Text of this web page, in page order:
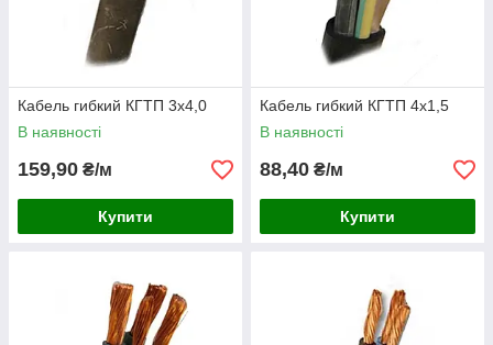
Кабель гибкий КГТП 3х4,0
В наявності
159,90 ₴/м
Купити
Кабель гибкий КГТП 4х1,5
В наявності
88,40 ₴/м
Купити